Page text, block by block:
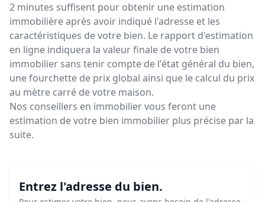
2 minutes suffisent pour obtenir une estimation
immobilière après avoir indiqué l'adresse et les
caractéristiques de votre bien. Le rapport d'estimation
en ligne indiquera la valeur finale de votre bien
immobilier sans tenir compte de l'état général du bien,
une fourchette de prix global ainsi que le calcul du prix
au mètre carré de votre maison.
Nos conseillers en immobilier vous feront une
estimation de votre bien immobilier plus précise par la
suite.
Entrez l'adresse du bien.